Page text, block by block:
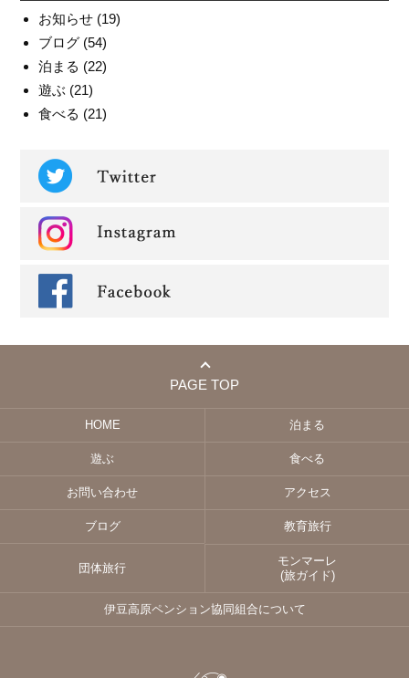
お知らせ (19)
ブログ (54)
泊まる (22)
遊ぶ (21)
食べる (21)
PAGE TOP
HOME 泊まる
遊ぶ 食べる
お問い合わせ アクセス
ブログ 教育旅行
団体旅行
モンマーレ
(旅ガイド)
伊豆高原ペンション協同組合について